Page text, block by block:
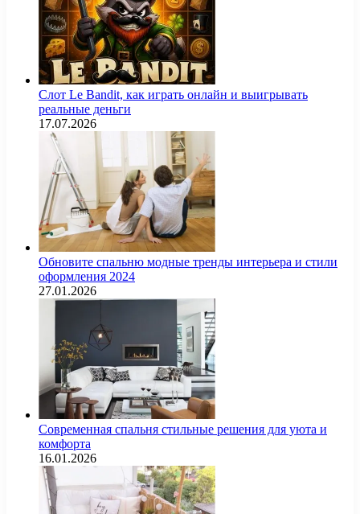
Слот Le Bandit, как играть онлайн и выигрывать
реальные деньги
17.07.2026
Обновите спальню модные тренды интерьера и стили
оформления 2024
27.01.2026
Современная спальня стильные решения для уюта и
комфорта
16.01.2026